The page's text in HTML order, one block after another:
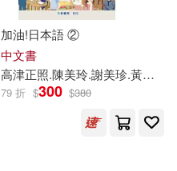
黃麗雪
加油!日本語 ②
中文書
高津正照.陳美玲.謝美珍.黃麗雪.施秀青
79 折 $300 $380